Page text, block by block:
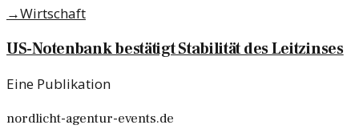
→Wirtschaft
US-Notenbank bestätigt Stabilität des Leitzinses
Eine Publikation
nordlicht-agentur-events.de